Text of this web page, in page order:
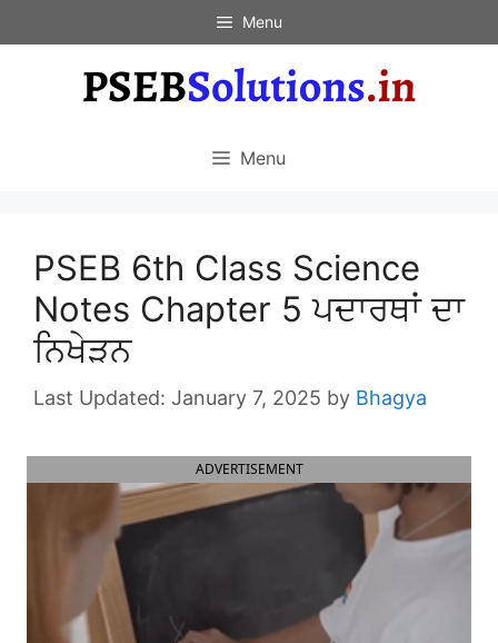
to
Menu
Menu
PSEB 6th Class Science
Notes Chapter 5 ਪਦਾਰਥਾਂ ਦਾ
ਨਿਖੇੜਨ
January 7, 2025 by Bhagya
ADVERTISEMENT